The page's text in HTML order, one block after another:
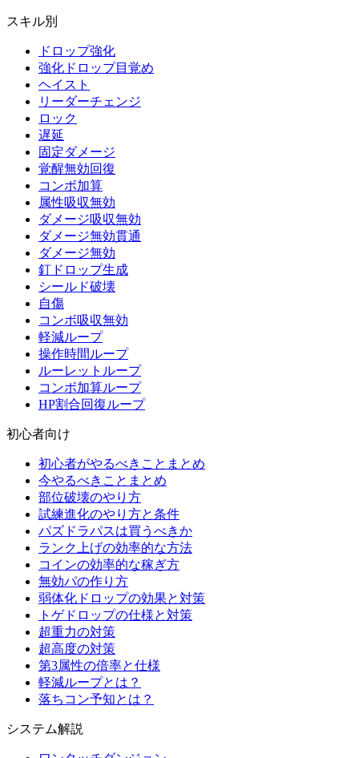
スキル別
ドロップ強化
強化ドロップ目覚め
ヘイスト
リーダーチェンジ
ロック
遅延
固定ダメージ
覚醒無効回復
コンボ加算
属性吸収無効
ダメージ吸収無効
ダメージ無効貫通
ダメージ無効
釘ドロップ生成
シールド破壊
自傷
コンボ吸収無効
軽減ループ
操作時間ループ
ルーレットループ
コンボ加算ループ
HP割合回復ループ
初心者向け
初心者がやるべきことまとめ
今やるべきことまとめ
部位破壊のやり方
試練進化のやり方と条件
パズドラパスは買うべきか
ランク上げの効率的な方法
コインの効率的な稼ぎ方
無効パの作り方
弱体化ドロップの効果と対策
トゲドロップの仕様と対策
超重力の対策
超高度の対策
第3属性の倍率と仕様
軽減ループとは？
落ちコン予知とは？
システム解説